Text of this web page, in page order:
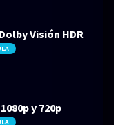
Visión HDR
y 720p